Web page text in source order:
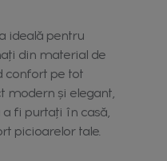
ideală pentru
din material de
confort pe tot
modern și elegant,
a fi purtați în casă,
picioarelor tale.